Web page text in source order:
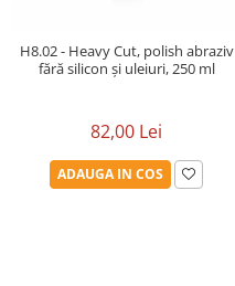
H8.02 - Heavy Cut, polish abraziv
fără silicon și uleiuri, 250 ml
82,00 Lei
ADAUGA IN COS